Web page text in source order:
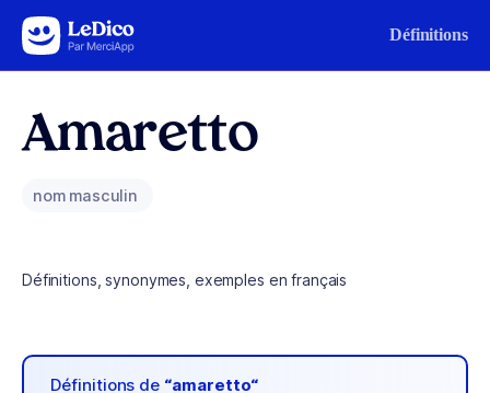
Aller au contenu Définitions
Amaretto
nom masculin
Définitions, synonymes, exemples en français
Définitions de “amaretto“